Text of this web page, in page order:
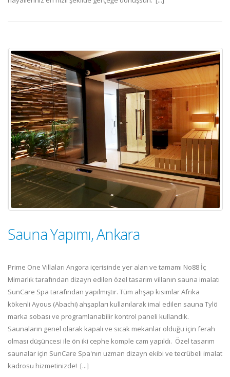
Sauna Yapımı, Ankara
Prime One Villaları Angora içerisinde yer alan ve tamamı No88 İç
Mimarlık tarafından dizayn edilen özel tasarım villanın sauna imalatı
SunCare Spa tarafından yapılmıştır. Tüm ahşap kısımlar Afrika
kökenli Ayous (Abachi) ahşapları kullanılarak imal edilen sauna Tylö
marka sobası ve programlanabilir kontrol paneli kullandık.
Saunaların genel olarak kapalı ve sıcak mekanlar olduğu için ferah
olması düşüncesi ile ön iki cephe komple cam yapıldı. Özel tasarım
saunalar için SunCare Spa'nın uzman dizayn ekibi ve tecrübeli imalat
kadrosu hizmetinizde! [...]